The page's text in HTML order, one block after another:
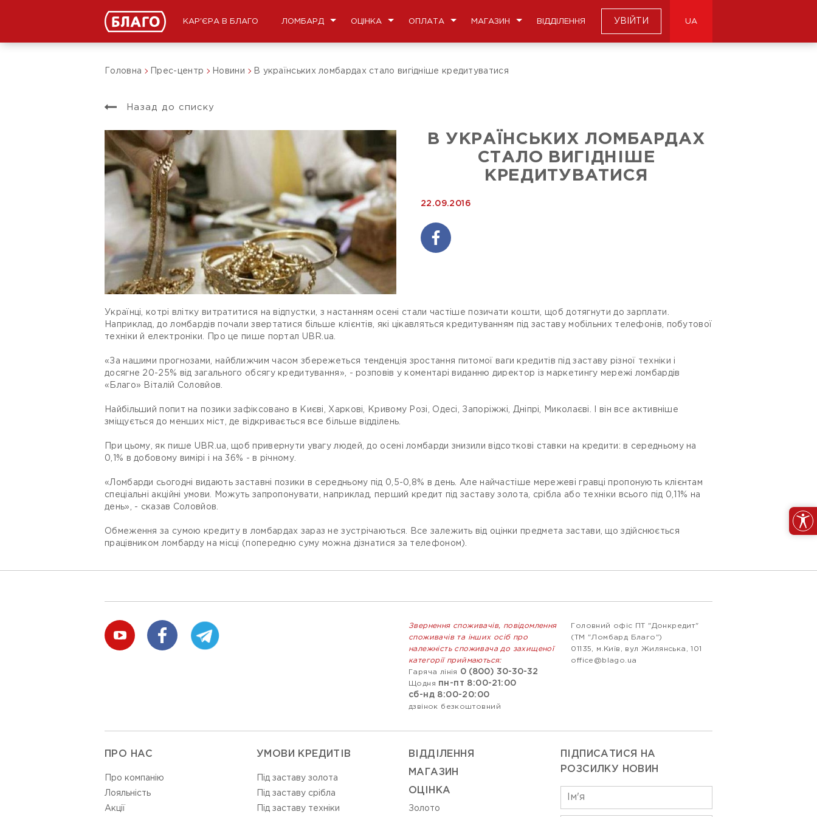
КАР'ЄРА В БЛАГО ЛОМБАРД ОЦІНКА ОПЛАТА МАГАЗИН ВІДДІЛЕННЯ УВІЙТИ UA
Головна Прес-центр Новини В українських ломбардах стало вигідніше кредитуватися
Назад до списку
В УКРАЇНСЬКИХ ЛОМБАРДАХ
СТАЛО ВИГІДНІШЕ
КРЕДИТУВАТИСЯ
22.09.2016
Українці, котрі влітку витратитися на відпустки, з настанням осені стали частіше позичати кошти, щоб дотягнути до зарплати.
Наприклад, до ломбардів почали звертатися більше клієнтів, які цікавляться кредитуванням під заставу мобільних телефонів, побутової
техніки й електроніки. Про це пише портал UBR.ua.
«За нашими прогнозами, найближчим часом збережеться тенденція зростання питомої ваги кредитів під заставу різної техніки і
досягне 20-25% від загального обсягу кредитування», - розповів у коментарі виданню директор із маркетингу мережі ломбардів
«Благо» Віталій Соловйов.
Найбільший попит на позики зафіксовано в Києві, Харкові, Кривому Розі, Одесі, Запоріжжі, Дніпрі, Миколаєві. І він все активніше
зміщується до менших міст, де відкривається все більше відділень.
При цьому, як пише UBR.ua, щоб привернути увагу людей, до осені ломбарди знизили відсоткові ставки на кредити: в середньому на
0,1% в добовому вимірі і на 36% - в річному.
«Ломбарди сьогодні видають заставні позики в середньому під 0,5-0,8% в день. Але найчастіше мережеві гравці пропонують клієнтам
спеціальні акційні умови. Можуть запропонувати, наприклад, перший кредит під заставу золота, срібла або техніки всього під 0,11% на
день», - сказав Соловйов.
Обмеження за сумою кредиту в ломбардах зараз не зустрічаються. Все залежить від оцінки предмета застави, що здійснюється
працівником ломбарду на місці (попередню суму можна дізнатися за телефоном).
Звернення споживачів, повідомлення
споживачів та інших осіб про
належність споживача до захищеної
категорії приймаються:
Гаряча лінія
0 (800) 30-30-32
Щодня пн-пт 8:00-21:00
сб-нд 8:00-20:00
дзвінок безкоштовний
Головний офіс ПТ "Донкредит"
(ТМ "Ломбард Благо")
01135, м.Київ, вул Жилянська, 101
office@blago.ua
ПРО НАС
Про компанію
Лояльність
Акції
УМОВИ КРЕДИТІВ
Під заставу золота
Під заставу срібла
Під заставу техніки
ВIДДIЛЕННЯ
МАГАЗИН
ОЦIНКА
Золото
ПІДПИСАТИСЯ НА
РОЗСИЛКУ НОВИН